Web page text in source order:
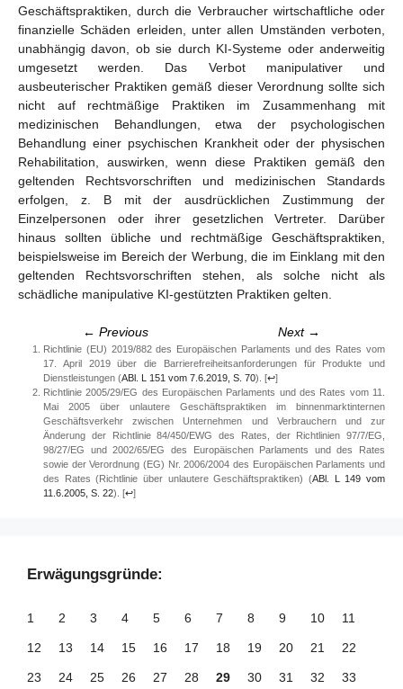
Geschäftspraktiken, durch die Verbraucher wirtschaftliche oder
finanzielle Schäden erleiden, unter allen Umständen verboten,
unabhängig davon, ob sie durch KI-Systeme oder anderweitig
umgesetzt werden. Das Verbot manipulativer und
ausbeuterischer Praktiken gemäß dieser Verordnung sollte sich
nicht auf rechtmäßige Praktiken im Zusammenhang mit
medizinischen Behandlungen, etwa der psychologischen
Behandlung einer psychischen Krankheit oder der physischen
Rehabilitation, auswirken, wenn diese Praktiken gemäß den
geltenden Rechtsvorschriften und medizinischen Standards
erfolgen, z. B mit der ausdrücklichen Zustimmung der
Einzelpersonen oder ihrer gesetzlichen Vertreter. Darüber
hinaus sollten übliche und rechtmäßige Geschäftspraktiken,
beispielsweise im Bereich der Werbung, die im Einklang mit den
geltenden Rechtsvorschriften stehen, als solche nicht als
schädliche manipulative KI-gestützten Praktiken gelten.
← Previous Next →
Richtlinie (EU) 2019/882 des Europäischen Parlaments und des Rates vom
17. April 2019 über die Barrierefreiheitsanforderungen für Produkte und
Dienstleistungen (ABl. L 151 vom 7.6.2019, S. 70). [↩]
Richtlinie 2005/29/EG des Europäischen Parlaments und des Rates vom 11.
Mai 2005 über unlautere Geschäftspraktiken im binnenmarktinternen
Geschäftsverkehr zwischen Unternehmen und Verbrauchern und zur
Änderung der Richtlinie 84/450/EWG des Rates, der Richtlinien 97/7/EG,
98/27/EG und 2002/65/EG des Europäischen Parlaments und des Rates
sowie der Verordnung (EG) Nr. 2006/2004 des Europäischen Parlaments und
des Rates (Richtlinie über unlautere Geschäftspraktiken) (ABl. L 149 vom
11.6.2005, S. 22). [↩]
Erwägungsgründe:
1 2 3 4 5 6 7 8 9 10 11
12 13 14 15 16 17 18 19 20 21 22
23 24 25 26 27 28 29 30 31 32 33